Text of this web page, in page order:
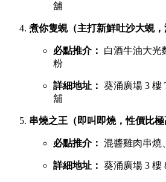
舖
煮你隻蜆（主打新鮮吐沙大蜆，
必點推介：
白酒牛油大光
粉
詳細地址： 葵涌廣場 3 樓
舖
串燒之王（即叫即燒，性價比極
必點推介： 混醬雞肉串燒
詳細地址： 葵涌廣場 3 樓